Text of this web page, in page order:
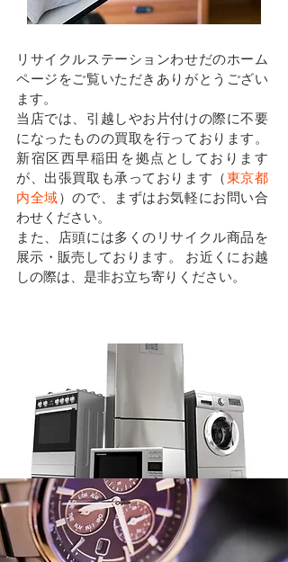
リサイクルステーションわせだのホーム
ページをご覧いただきありがとうござい
ます。
当店では、引越しやお片付けの際に不要
になったものの買取を行っております。
新宿区西早稲田 を拠点としております
が、出張買取も承っております（東京都
内全域）ので、まずはお気軽にお問い合
わせください。
また、店頭には多くのリサイクル商品を
展示・販売しております。 お近くにお越
しの際は、是非お立ち寄りください。